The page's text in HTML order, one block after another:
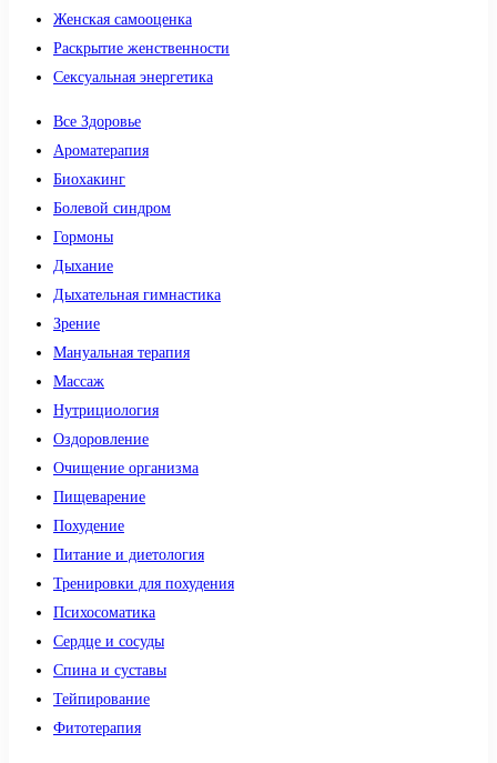
Женская самооценка
Раскрытие женственности
Сексуальная энергетика
Все Здоровье
Ароматерапия
Биохакинг
Болевой синдром
Гормоны
Дыхание
Дыхательная гимнастика
Зрение
Мануальная терапия
Массаж
Нутрициология
Оздоровление
Очищение организма
Пищеварение
Похудение
Питание и диетология
Тренировки для похудения
Психосоматика
Сердце и сосуды
Спина и суставы
Тейпирование
Фитотерапия